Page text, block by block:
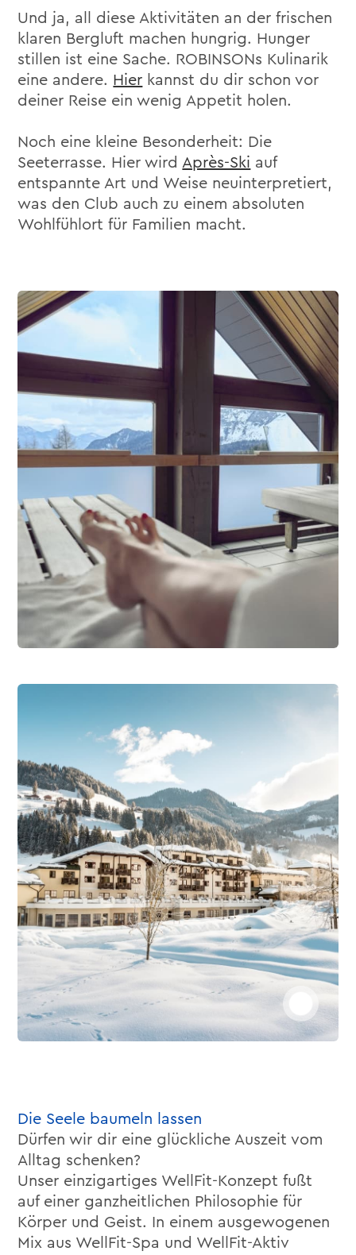
Und ja, all diese Aktivitäten an der frischen
klaren Bergluft machen hungrig. Hunger
stillen ist eine Sache. ROBINSONs Kulinarik
eine andere. Hier kannst du dir schon vor
deiner Reise ein wenig Appetit holen.
Noch eine kleine Besonderheit: Die
Seeterrasse. Hier wirdAprès-Ski auf
entspannte Art und Weise neuinterpretiert,
was den Club auch zu einem absoluten
Wohlfühlort für Familien macht.
Die Seele baumeln lassen
Dürfen wir dir eine glückliche Auszeit vom
Alltag schenken?
Unser einzigartiges WellFit-Konzept fußt
auf einer ganzheitlichen Philosophie für
Körper und Geist. In einem ausgewogenen
Mix aus WellFit-Spa und WellFit-Aktiv